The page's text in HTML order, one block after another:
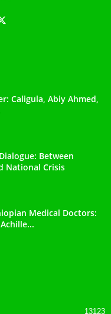
Caligula, Abiy Ahmed,
Between
National Crisis
Medical Doctors:
13123